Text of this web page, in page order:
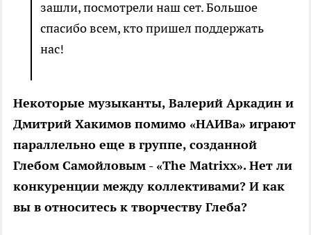
зашли, посмотрели наш сет. Большое
спасибо всем, кто пришел поддержать
нас!
Некоторые музыканты, Валерий Аркадин и
Дмитрий Хакимов помимо «НАИВа» играют
параллельно еще в группе, созданной
Глебом Самойловым - «The Matrixx». Нет ли
конкуренции между коллективами? И как
вы в относитесь к творчеству Глеба?